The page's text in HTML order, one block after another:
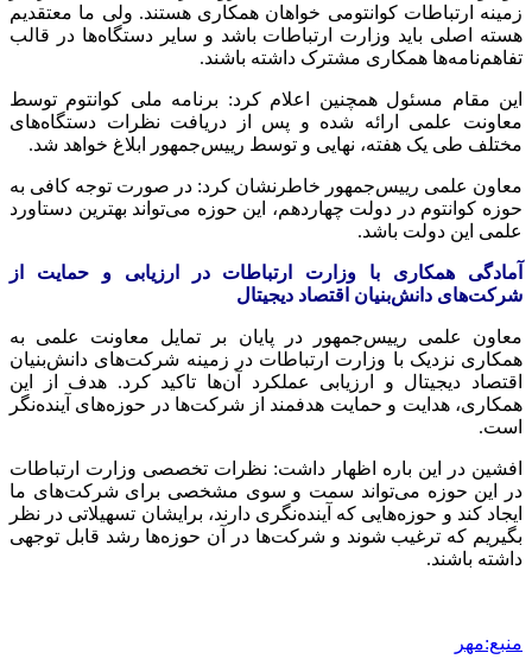
زمینه ارتباطات کوانتومی خواهان همکاری هستند. ولی ما معتقدیم
هسته اصلی باید وزارت ارتباطات باشد و سایر دستگاه‌ها در قالب
تفاهم‌نامه‌ها همکاری مشترک داشته باشند.
این مقام مسئول همچنین اعلام کرد: برنامه ملی کوانتوم توسط
معاونت علمی ارائه شده و پس از دریافت نظرات دستگاه‌های
مختلف طی یک هفته، نهایی و توسط رییس‌جمهور ابلاغ خواهد شد.
معاون علمی رییس‌جمهور خاطرنشان کرد: در صورت توجه کافی به
حوزه کوانتوم در دولت چهاردهم، این حوزه می‌تواند بهترین دستاورد
علمی این دولت باشد.
آمادگی همکاری با وزارت ارتباطات در ارزیابی و حمایت از
شرکت‌های دانش‌بنیان اقتصاد دیجیتال
معاون علمی رییس‌جمهور در پایان بر تمایل معاونت علمی به
همکاری نزدیک با وزارت ارتباطات در زمینه شرکت‌های دانش‌بنیان
اقتصاد دیجیتال و ارزیابی عملکرد آن‌ها تاکید کرد. هدف از این
همکاری، هدایت و حمایت هدفمند از شرکت‌ها در حوزه‌های آینده‌نگر
است.
افشین در این باره اظهار داشت: نظرات تخصصی وزارت ارتباطات
در این حوزه می‌تواند سمت و سوی مشخصی برای شرکت‌های ما
ایجاد کند و حوزه‌هایی که آینده‌نگری دارند، برایشان تسهیلاتی در نظر
بگیریم که ترغیب شوند و شرکت‌ها در آن حوزه‌ها رشد قابل توجهی
داشته باشند.
منبع:مهر